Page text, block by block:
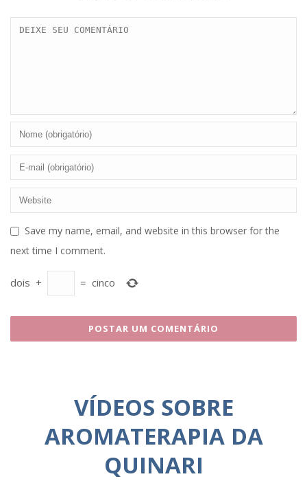
Save my name, email, and website in this browser for the
next time I comment.
dois + = cinco
VÍDEOS SOBRE
AROMATERAPIA DA
QUINARI